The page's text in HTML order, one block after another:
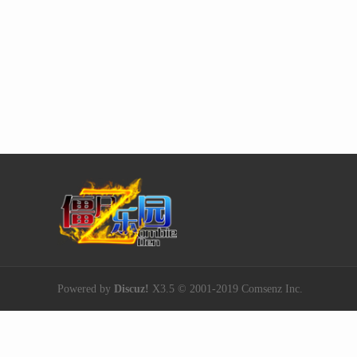
Powered by Discuz! X3.5 © 2001-2019 Comsenz Inc.